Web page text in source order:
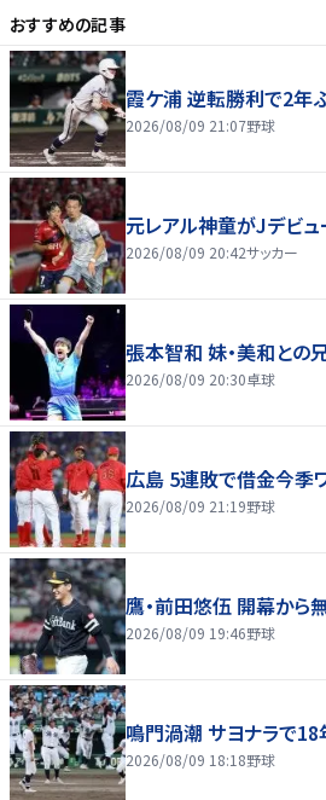
おすすめの記事
霞ケ浦 逆転勝利で2年
2026/08/09 21:07野球
元レアル神童がJデビ
2026/08/09 20:42サッカー
張本智和 妹・美和との
2026/08/09 20:30卓球
広島 5連敗で借金今季
2026/08/09 21:19野球
鷹・前田悠伍 開幕から
2026/08/09 19:46野球
鳴門渦潮 サヨナラで18
2026/08/09 18:18野球